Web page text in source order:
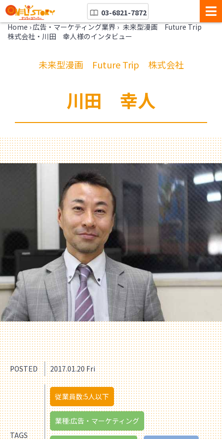
03-6821-7872
Home ›広告・マーケティング業界 › 未来型漫画 Future Trip
株式会社・川田 幸人様のインタビュー
未来型漫画 Future Trip 株式会社
川田 幸人
POSTED 2017.01.20 Fri
TAGS
従業員数:5人以下
業種:広告・マーケティング